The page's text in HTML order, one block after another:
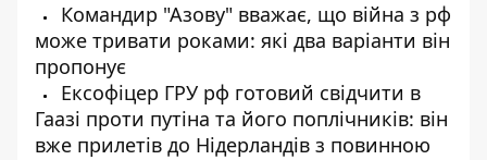
Командир "Азову" вважає, що війна з рф
може тривати роками: які два варіанти він
пропонує
Ексофіцер ГРУ рф готовий свідчити в
Гаазі проти путіна та його поплічників: він
вже прилетів до Нідерландів з повинною